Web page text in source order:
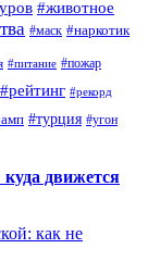
#животное
#маск #наркотик
#питание #пожар
#рейтинг #рекорд
#турция #угон
куда движется
как не